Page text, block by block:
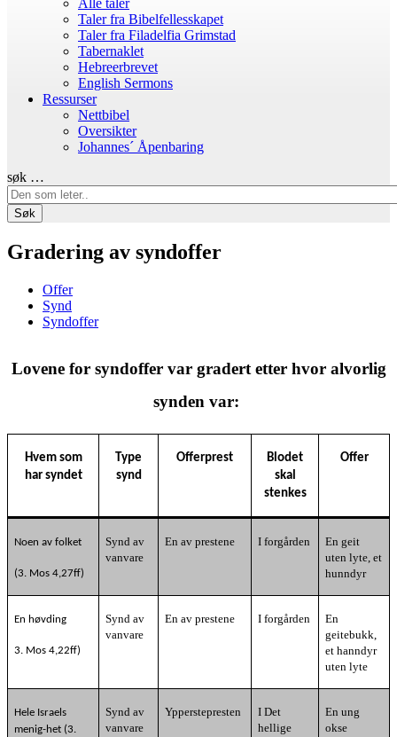
Alle taler
Taler fra Bibelfellesskapet
Taler fra Filadelfia Grimstad
Tabernaklet
Hebreerbrevet
English Sermons
Ressurser
Nettbibel
Oversikter
Johannes´ Åpenbaring
søk …
Søk
Gradering av syndoffer
Offer
Synd
Syndoffer
Lovene for syndoffer var gradert etter hvor alvorlig
synden var:
Hvem som
har syndet
Type
synd
Offerprest
Blodet
skal
stenkes
Offer
Noen av folket
(3. Mos 4,27ff)
Synd av
vanvare
En av prestene I forgården
En geit
uten lyte, et
hunndyr
En høvding
3. Mos 4,22ff)
Synd av
vanvare
En av prestene I forgården
En
geitebukk,
et hanndyr
uten lyte
Hele Israels
menig-het (3.
Synd av
vanvare
Ypperstepresten
I Det
hellige
En ung
okse